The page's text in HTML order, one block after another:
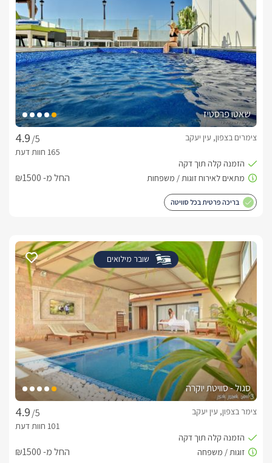
שאטו פרסטיז
/5
צימרים בצפון, עין יעקב
החל מ- ₪1500
בריכה פרטית בכל סוויטה
שובר מילואים
סגול - סוויטת יוקרה
/5
צימר בצפון, עין יעקב
החל מ- ₪1500